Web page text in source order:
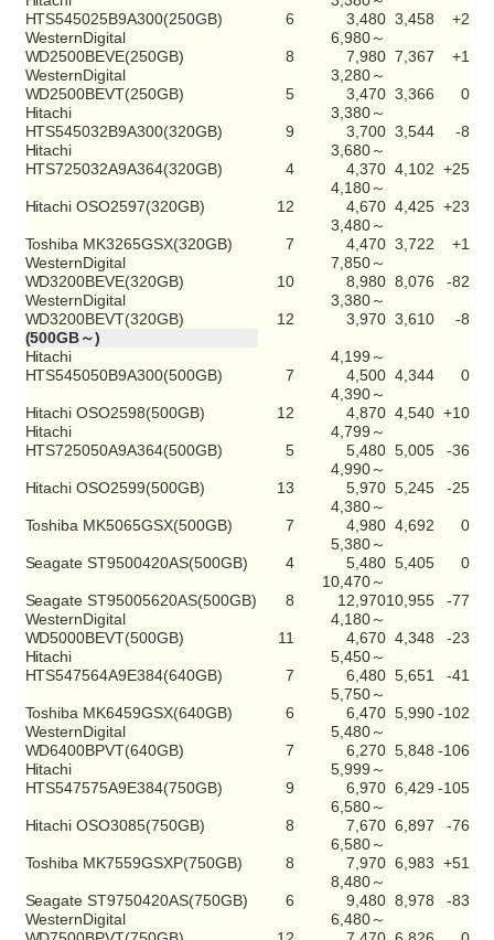
HTS545025B9A300(250GB)
6
3,480 3,458
+2
WesternDigital
WD2500BEVE(250GB)
8
6,980～
7,980 7,367
+1
WesternDigital
WD2500BEVT(250GB)
5
3,280～
3,470 3,366
0
Hitachi
HTS545032B9A300(320GB)
9
3,380～
3,700 3,544
-8
Hitachi
HTS725032A9A364(320GB)
4
3,680～
4,370 4,102 +25
Hitachi OSO2597(320GB) 12
4,180～
4,670 4,425 +23
Toshiba MK3265GSX(320GB) 7
3,480～
4,470 3,722
+1
WesternDigital
WD3200BEVE(320GB)
10
7,850～
8,980 8,076
-82
WesternDigital
WD3200BEVT(320GB)
12
3,380～
3,970 3,610
-8
(500GB～)
Hitachi
HTS545050B9A300(500GB)
7
4,199～
4,500 4,344 0
Hitachi OSO2598(500GB) 12
4,390～
4,870 4,540 +10
Hitachi
HTS725050A9A364(500GB)
5
4,799～
5,480 5,005 -36
Hitachi OSO2599(500GB) 13
4,990～
5,970 5,245 -25
Toshiba MK5065GSX(500GB) 7
4,380～
4,980 4,692 0
Seagate ST9500420AS(500GB) 4
5,380～
5,480 5,405 0
Seagate ST95005620AS(500GB) 8
10,470～
12,97010,955
-77
WesternDigital
WD5000BEVT(500GB)
11
4,180～
4,670 4,348
-23
Hitachi
HTS547564A9E384(640GB)
7
5,450～
6,480 5,651 -41
Toshiba MK6459GSX(640GB) 6
5,750～
6,470 5,990 -102
WesternDigital
WD6400BPVT(640GB)
7
5,480～
6,270 5,848 -106
Hitachi
HTS547575A9E384(750GB)
9
5,999～
6,970 6,429 -105
Hitachi OSO3085(750GB) 8
6,580～
7,670 6,897 -76
Toshiba MK7559GSXP(750GB) 8
6,580～
7,970 6,983 +51
Seagate ST9750420AS(750GB) 6
8,480～
9,480 8,978
-83
WesternDigital
6,480～